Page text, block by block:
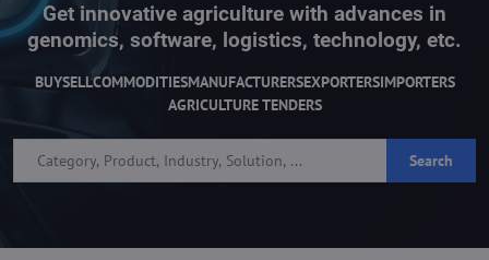
Get innovative agriculture with advances in
genomics, software, logistics, technology, etc.
BUYSELLCOMMODITIESMANUFACTURERSEXPORTERSIMPORTERS
AGRICULTURE TENDERS
Search